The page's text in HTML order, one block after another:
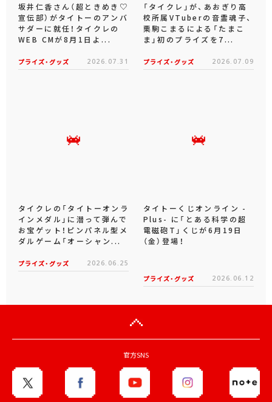
坂井仁香さん（超ときめき♡
宣伝部）がタイトーのアンバ
サダーに就任！タイクレの
WEB CMが8月1日よ...
プライズ・グッズ 2026.07.31
「タイクレ」が、あおぎり高
校所属VTuberの音霊魂子、
栗駒こまるによる「たまこ
ま」初のプライズを7...
プライズ・グッズ 2026.07.09
タイクレの「タイトーオンラ
インメダル」に潜って弾んで
お宝ゲット！ピンパネル型メ
ダルゲーム「オーシャン...
プライズ・グッズ 2026.06.25
タイトーくじオンライン -
Plus- に「とある科学の超
電磁砲T」くじが6月19日
（金）登場！
プライズ・グッズ 2026.06.12
官方SNS